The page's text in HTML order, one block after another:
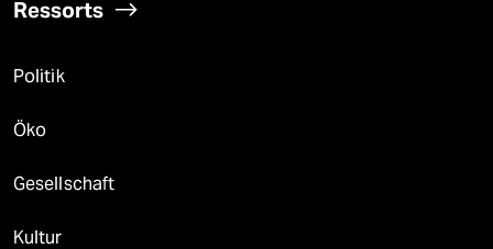
Ressorts
Politik
Öko
Gesellschaft
Kultur